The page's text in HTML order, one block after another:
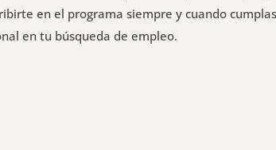
en el programa siempre y cuando
en tu búsqueda de empleo.